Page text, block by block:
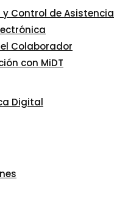
y Control de Asistencia
Colaborador
con MiDT
Digital